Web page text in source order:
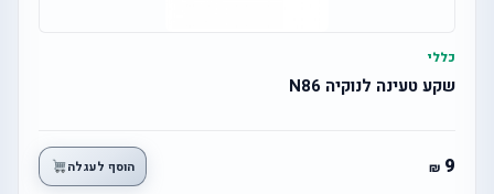
כללי
שקע טעינה לנוקיה N86
9 הוסף לעגלה